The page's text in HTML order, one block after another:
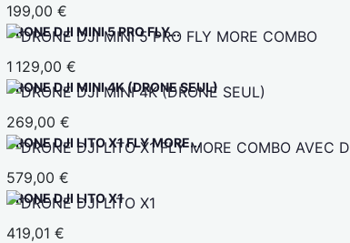
199,00 €
DRONE DJI MINI 5 PRO FLY...
1 129,00 €
DRONE DJI MINI 4K (DRONE SEUL)
269,00 €
DRONE DJI LITO X1 FLY MORE...
579,00 €
DRONE DJI LITO X1
419,01 €